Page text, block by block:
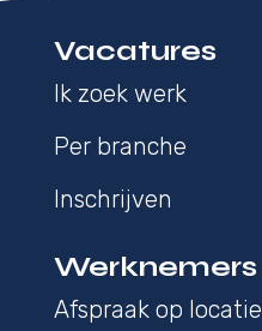
Vacatures
Ik zoek werk
Per branche
Inschrijven
Werknemers
Afspraak op locatie